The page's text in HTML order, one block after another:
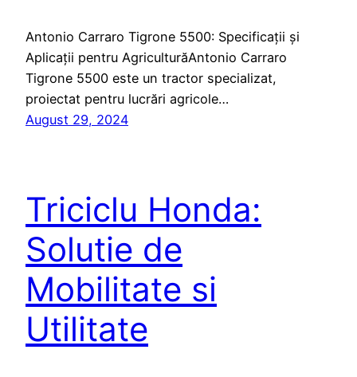
Antonio Carraro Tigrone 5500: Specificații și
Aplicații pentru AgriculturăAntonio Carraro
Tigrone 5500 este un tractor specializat,
proiectat pentru lucrări agricole…
August 29, 2024
Triciclu Honda:
Solutie de
Mobilitate si
Utilitate